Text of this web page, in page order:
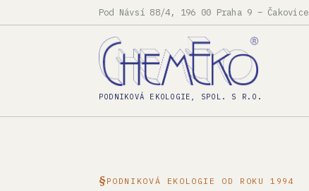
Pod Návsí 88/4, 196 00 Praha 9 – Čakovice
PODNIKOVÁ EKOLOGIE, SPOL. S R.O.
PODNIKOVÁ EKOLOGIE OD ROKU 1994